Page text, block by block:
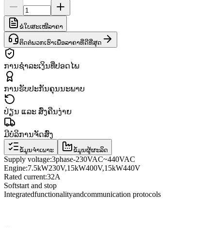
ຂໍໃບສະເໜີລາຄາ
ຕິດຕໍ່ພວກເຮົາເພື່ອລາຄາທີ່ດີທີ່ສຸດ
ການຊຳລະເງິນທີ່ປອດໄພ
ການຮັບປະກັນຄຸນນະພາບ
ປ່ຽນ ແລະ ສົ່ງຄືນງ່າຍ
ມີບໍລິການຈັດສົ່ງ
ຂໍ້ມູນຈຳເພາະ ຂໍ້ມູນຜູ້ຜະລິດ
Supply voltage:3phase-230VAC~440VAC
Engine:7.5kW230V,15kW400V,15kW440V
Rated current:32A
Softstart and stop
Integratedfunctionalityandcommunication protocols